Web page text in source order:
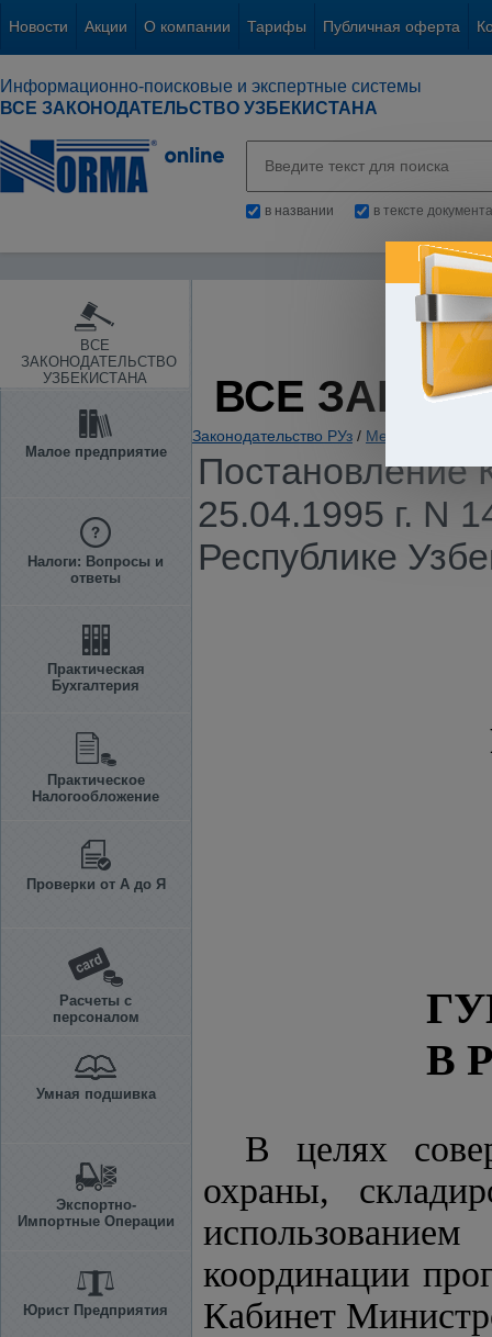
Новости Акции О компании Тарифы Публичная оферта
Информационно-поисковые и экспертные системы
ВСЕ ЗАКОНОДАТЕЛЬСТВО УЗБЕКИСТАНА
в названии в тексте документа
ВСЕ
ЗАКОНОДАТЕЛЬСТВО
УЗБЕКИСТАНА
Малое предприятие
Налоги: Вопросы и
ответы
Практическая
Бухгалтерия
Практическое
Налогообложение
Проверки от А до Я
Расчеты с
персоналом
Умная подшивка
Экспортно-
Импортные Операции
Юрист Предприятия
ВСЕ
Законодательство РУз / Международные
Постановление
25.04.1995 г. N
Республике
В
В целях
охраны,
координации
Кабинет